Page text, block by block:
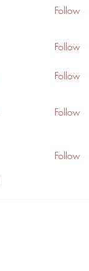
Follow
Follow
Follow
Follow
Follow